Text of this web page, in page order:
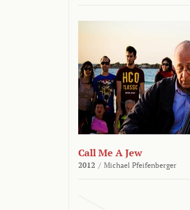
Call Me A Jew
2012 / Michael Pfeifenberger